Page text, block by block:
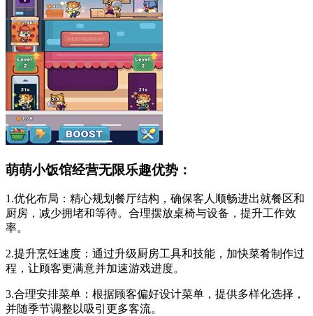
萌萌小饭馆经营无限乐趣优势：
1.优化布局：精心规划餐厅结构，确保客人顺畅进出就餐区和
厨房，减少拥堵和等待。合理摆放桌椅与设备，提升工作效
率。
2.提升烹饪速度：通过升级厨房工具和技能，加快菜肴制作过
程，让顾客更满意并加速游戏进度。
3.合理安排菜单：根据顾客偏好设计菜单，提供多样化选择，
并随季节调整以吸引更多客流。